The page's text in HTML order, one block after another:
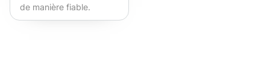
de manière fiable.
Fortement recommandé !